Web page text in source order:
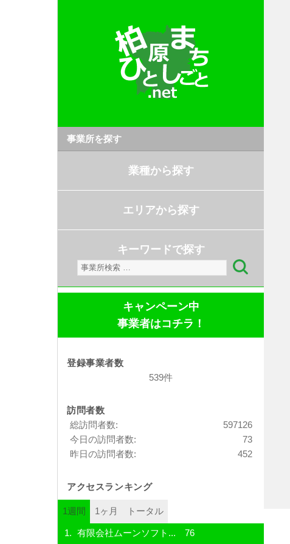
事業所を探す
業種から探す
エリアから探す
キーワードで探す
検
索:
キャンペーン中
事業者はコチラ！
登録事業者数
539件
訪問者数
597126
総訪問者数:
73
今日の訪問者数:
452
昨日の訪問者数:
アクセスランキング
1週間 1ヶ月 トータル
有限会社ムーンソフト... 76